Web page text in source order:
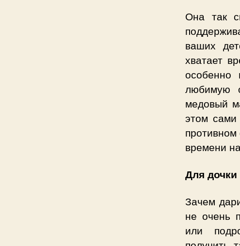
Она так
ваших
хватает
любимую
медовый
этом
времени
Для дочки
Зачем
не очень
или